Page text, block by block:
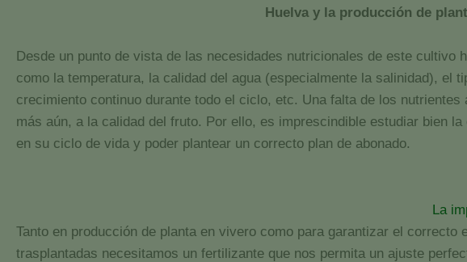
Huelva y la producción de
Desde un punto de vista de las necesidades nutricionales de este
como la temperatura, la calidad del agua (especialmente la salinidad), el
crecimiento continuo durante todo el ciclo, etc. Una falta de los
más aún, a la calidad del fruto. Por ello, es imprescindible estudiar bien
en su ciclo de vida y poder plantear un correcto plan de abonado.
La
Tanto en producción de planta en vivero como para garantizar el
trasplantadas necesitamos un fertilizante que nos permita un ajuste